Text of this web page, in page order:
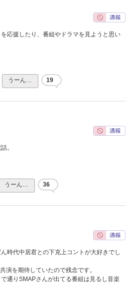
応援したり、番組やドラマを見ようと思い
うーん… 19
。
うーん… 36
時代中居君との下克上コントが大好きでし
演を期待していたので残念です。
通りSMAPさんが出てる番組は見るし音楽